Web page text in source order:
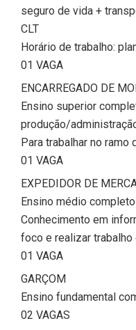
seguro de vida +
CLT
Horário de trabalho:
01 VAGA
ENCARREGADO DE
Ensino superior
produção/
Para trabalhar no ramo
01 VAGA
EXPEDIDOR DE
Ensino médio completo
Conhecimento em
foco e realizar trabalho
01 VAGA
GARÇOM
Ensino fundamental
02 VAGAS